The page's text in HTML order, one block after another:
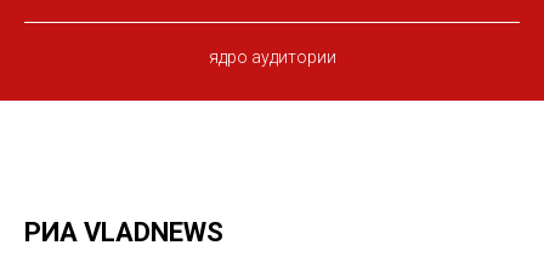
ядро аудитории
РИА VLADNEWS